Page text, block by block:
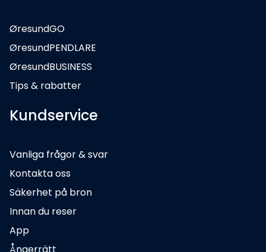
ØresundGO
ØresundPENDLARE
ØresundBUSINESS
Tips & rabatter
Kundservice
Vanliga frågor & svar
Kontakta oss
Säkerhet på bron
Innan du reser
App
Ångerrätt